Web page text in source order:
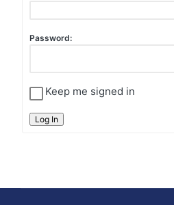
Password:
Keep me signed in
Log In